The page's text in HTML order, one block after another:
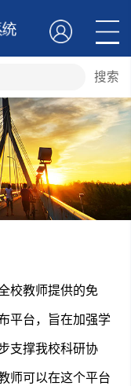
搜索
校教师提供的免
平台，旨在加强学
支撑我校科研协
师可以在这个平台